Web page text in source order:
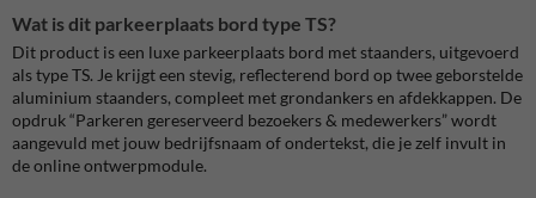
Wat is dit parkeerplaats bord type TS?
Dit product is een luxe parkeerplaats bord met staanders, uitgevoerd
als type TS. Je krijgt een stevig, reflecterend bord op twee geborstelde
aluminium staanders, compleet met grondankers en afdekkappen. De
opdruk “Parkeren gereserveerd bezoekers & medewerkers” wordt
aangevuld met jouw bedrijfsnaam of ondertekst, die je zelf invult in
de online ontwerpmodule.